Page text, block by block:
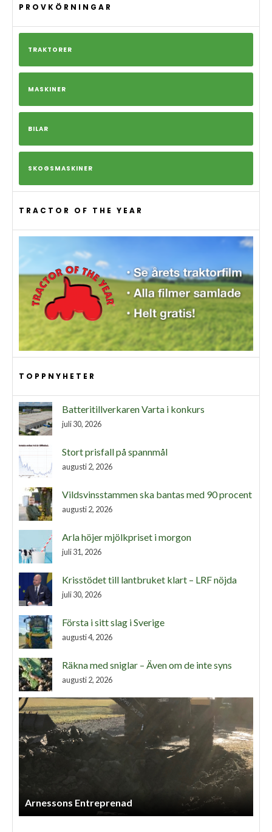
PROVKÖRNINGAR
TRAKTORER
MASKINER
BILAR
SKOGSMASKINER
TRACTOR OF THE YEAR
TOPPNYHETER
Batteritillverkaren Varta i konkurs
juli 30, 2026
Stort prisfall på spannmål
augusti 2, 2026
Vildsvinsstammen ska bantas med 90 procent
augusti 2, 2026
Arla höjer mjölkpriset i morgon
juli 31, 2026
Krisstödet till lantbruket klart – LRF nöjda
juli 30, 2026
Första i sitt slag i Sverige
augusti 4, 2026
Räkna med sniglar – Även om de inte syns
augusti 2, 2026
Arnessons Entreprenad